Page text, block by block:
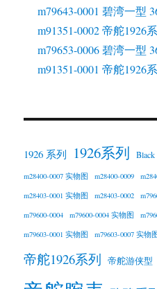
m79643-0001 碧湾一型
m91351-0002 帝舵1926
m79653-0006 碧湾一型
m91351-0001 帝舵1926
1926 系列 1926系列 Black
m28400-0007 实物图 m28400-0009
m28403-0001 实物图
m28403-0002
m79600-0004
m79600-0004 实物图
m79603-0001 实物图
m79603-0007 实物
帝舵1926系列 帝舵游侠型